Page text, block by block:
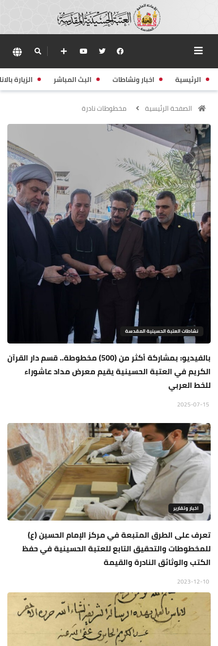
الرئيسية اخبار ونشاطات البث المباشر الزيارة
الصفحة الرئيسية مخطوطات نادرة
نشاطات العتبة الحسينية المقدسة
بالفيديو: بمشاركة أكثر من (500) مخطوطة.. قسم دار القرآن
الكريم في العتبة الحسينية يقيم معرض مداد عاشوراء
للخط العربي
اخبار وتقارير
تعرف على الطرق المتبعة في مركز الإمام الحسين (ع)
للمخطوطات والتحقيق التابع للعتبة الحسينية في حفظ
الكتب والوثائق النادرة والقيمة